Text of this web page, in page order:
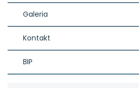
Galeria
Kontakt
BIP